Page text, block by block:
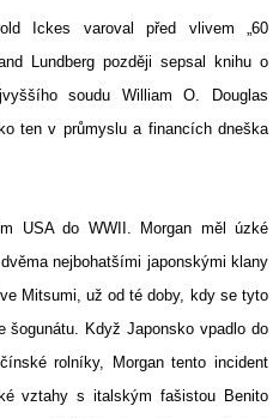
Ickes varoval před vlivem „60
Lundberg později sepsal knihu o
soudu William O. Douglas
ten v průmyslu a financích dneška
USA do WWII. Morgan měl úzké
nejbohatšími japonskými klany
Mitsumi, už od té doby, kdy se tyto
Když Japonsko vpadlo do
rolníky, Morgan tento incident
vztahy s italským fašistou Benito